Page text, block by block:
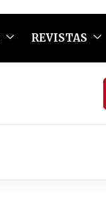
REVISTAS